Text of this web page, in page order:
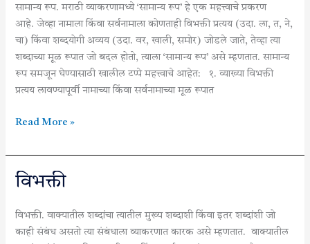
सामान्य रूप. मराठी व्याकरणामध्ये ‘सामान्य रूप’ हे एक महत्त्वाचे प्रकरण
आहे. जेव्हा नामाला किंवा सर्वनामाला कोणताही विभक्ती प्रत्यय (उदा. ला, त, ने,
चा) किंवा शब्दयोगी अव्यय (उदा. वर, खाली, समोर) जोडले जाते, तेव्हा त्या
शब्दाच्या मूळ रूपात जो बदल होतो, त्याला ‘सामान्य रूप’ असे म्हणतात. सामान्य
रूप समजून घेण्यासाठी खालील टप्पे महत्त्वाचे आहेत: १. व्याख्या विभक्ती
प्रत्यय लावण्यापूर्वी नामाच्या किंवा सर्वनामाच्या मूळ रूपात
Read More »
विभक्ती
विभक्ती. वाक्यातील शब्दांचा त्यातील मुख्य शब्दाशी किंवा इतर शब्दांशी जो
काही संबंध असतो त्या संबंधाला व्याकरणात कारक असे म्हणतात. वाक्यातील
विभक्ती